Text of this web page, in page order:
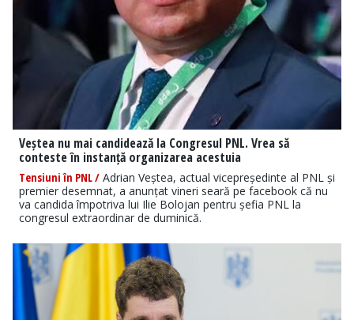
Veștea nu mai candidează la Congresul PNL. Vrea să
conteste în instanță organizarea acestuia
Tensiuni în PNL / Adrian Veștea, actual vicepreședinte al PNL și
premier desemnat, a anunțat vineri seară pe facebook că nu
va candida împotriva lui Ilie Bolojan pentru șefia PNL la
congresul extraordinar de duminică.